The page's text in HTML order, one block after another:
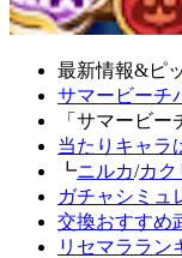
最新情報&ピ
サマービーチ
「サマービー
当たりキャラ
┗ニルカ/カク
ガチャシミュ
交換おすすめ
リセマララン